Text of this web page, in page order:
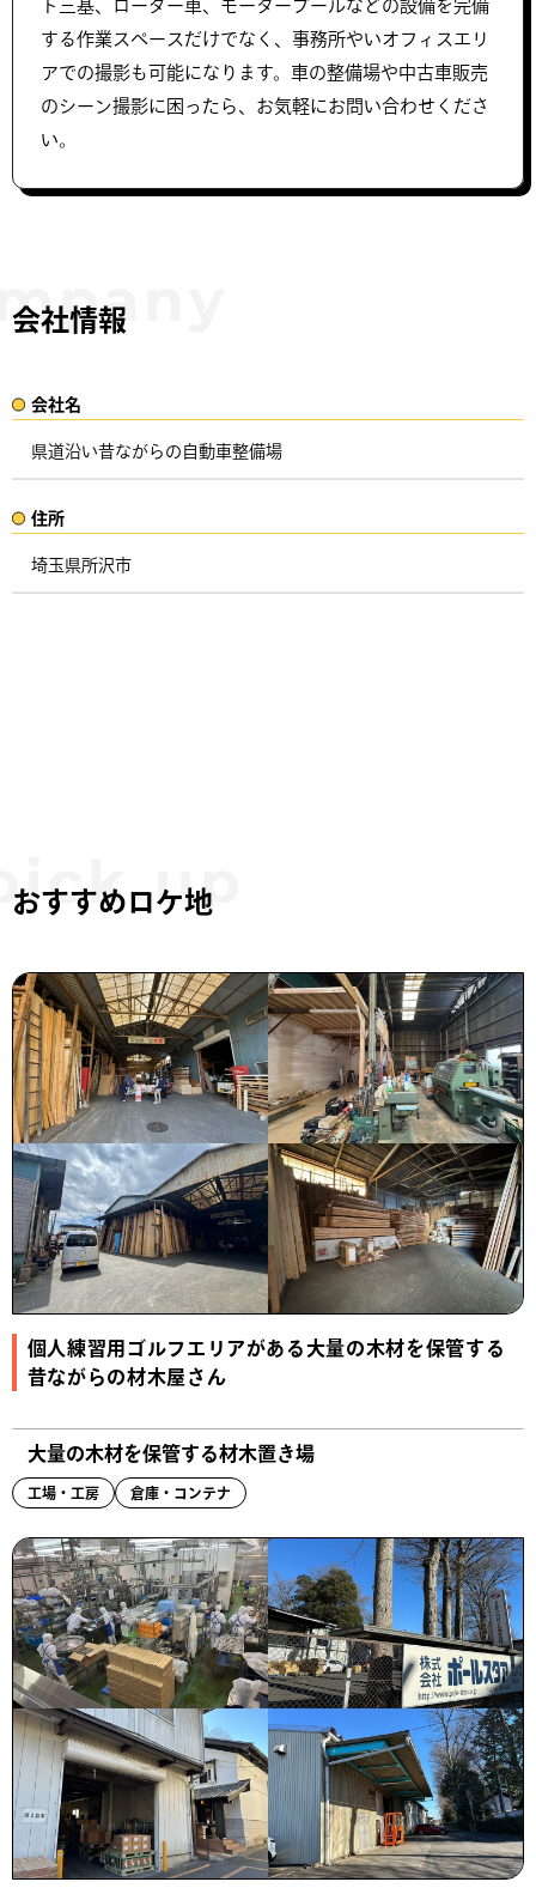
ト三基、ローダー車、モータープールなどの設備を完備
する作業スペースだけでなく、事務所やいオフィスエリ
アでの撮影も可能になります。車の整備場や中古車販売
のシーン撮影に困ったら、お気軽にお問い合わせくださ
い。
会社情報
会社名​
県道沿い昔ながらの自動車整備場
住所​​
埼玉県所沢市 ​
おすすめロケ地
個人練習用ゴルフエリアがある大量の木材を保管する
昔ながらの材木屋さん
大量の木材を保管する材木置き場
工場・工房 倉庫・コンテナ